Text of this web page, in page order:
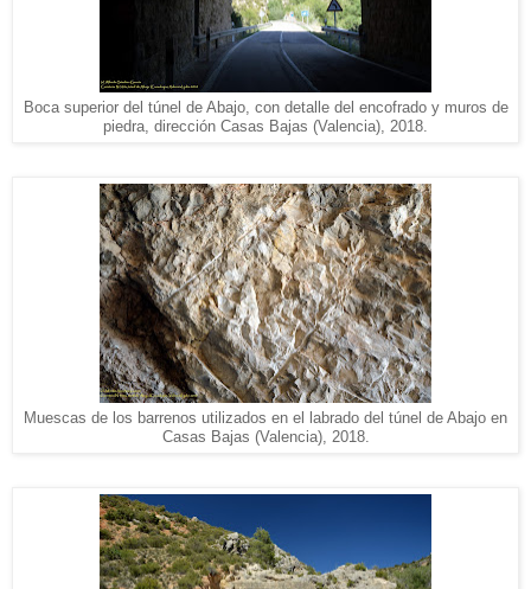
Boca superior del túnel de Abajo, con detalle del encofrado y muros de
piedra, dirección Casas Bajas (Valencia), 2018.
Muescas de los barrenos utilizados en el labrado del túnel de Abajo en
Casas Bajas (Valencia), 2018.